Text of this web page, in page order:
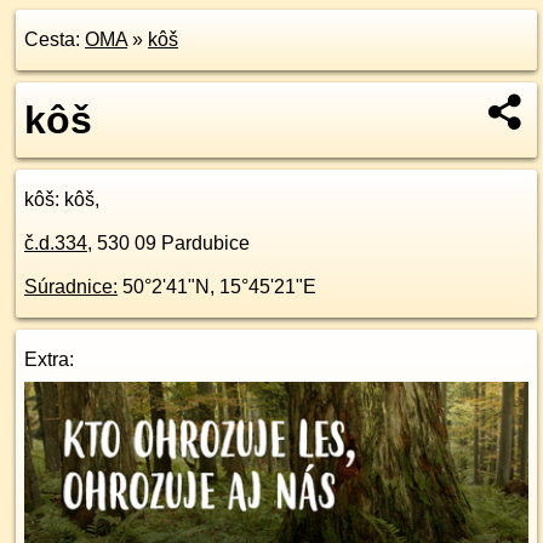
Cesta: OMA» kôš
kôš
kôš: kôš,
č.d.334, 530 09 Pardubice
Súradnice: 50°2'41"N , 15°45'21"E
Extra: